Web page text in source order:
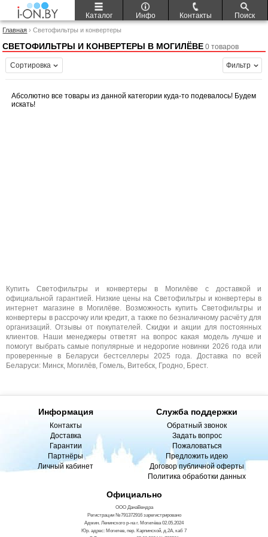
Каталог Инфо Контакты Поиск
Главная › Светофильтры и конвертеры
СВЕТОФИЛЬТРЫ И КОНВЕРТЕРЫ В МОГИЛЁВЕ 0 товаров
Купить Светофильтры и конвертеры в Могилёве с доставкой и
официальной гарантией. Низкие цены на Светофильтры и конвертеры в
интернет магазине в Могилёве. Возможность купить Светофильтры и
конвертеры в рассрочку или кредит, а также по безналичному расчёту для
организаций. Отзывы от покупателей. Скидки и акции для постоянных
клиентов. Наши менеджеры ответят на вопрос какая модель лучше и
помогут выбрать самые популярные и недорогие новинки 2026 года или
проверенные в Беларуси бестселлеры 2025 года. Доставка по всей
Беларуси: Минск, Могилёв, Гомель, Витебск, Гродно, Брест.
Сортировка Фильтр
Абсолютно все товары из данной категории куда-то подевалось! Будем
искать!
Информация
Контакты
Доставка
Гарантии
Партнёры
Личный кабинет
Служба поддержки
Обратный звонок
Задать вопрос
Пожаловаться
Предложить идею
Договор публичной оферты
Политика обработки данных
Официально
ООО ДанаВендра
Регистрации №791372916 зарегистрировано
Админ. Ленинского р-на г. Могилёва 02.05.2024
Юр. адрес: Могилев, пер. Карпинской, д.2А, каб 7